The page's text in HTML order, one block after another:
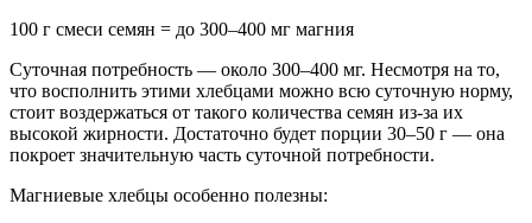
100 г смеси семян = до 300–400 мг магния
Суточная потребность — около 300–400 мг. Несмотря на то,
что восполнить этими хлебцами можно всю суточную норму,
стоит воздержаться от такого количества семян из-за их
высокой жирности. Достаточно будет порции 30–50 г — она
покроет значительную часть суточной потребности.
Магниевые хлебцы особенно полезны: